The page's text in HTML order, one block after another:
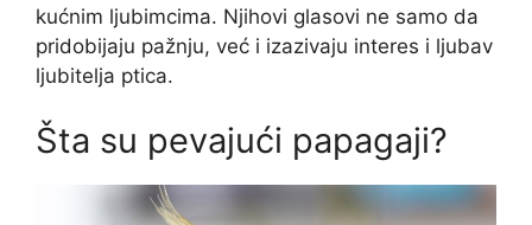
kućnim ljubimcima. Njihovi glasovi ne samo da
pridobijaju pažnju, već i izazivaju interes i ljubav
ljubitelja ptica.
Šta su pevajući papagaji?